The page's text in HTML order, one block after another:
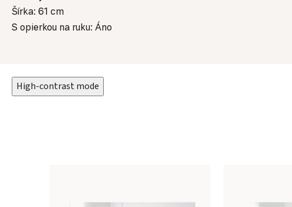
Šírka: 61 cm
S opierkou na ruku: Áno
High-contrast mode